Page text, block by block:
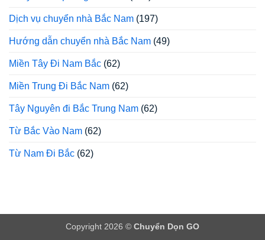
Dịch vụ chuyển nhà Bắc Nam (197)
Hướng dẫn chuyển nhà Bắc Nam (49)
Miền Tây Đi Nam Bắc (62)
Miền Trung Đi Bắc Nam (62)
Tây Nguyên đi Bắc Trung Nam (62)
Từ Bắc Vào Nam (62)
Từ Nam Đi Bắc (62)
Copyright 2026 © Chuyển Dọn GO